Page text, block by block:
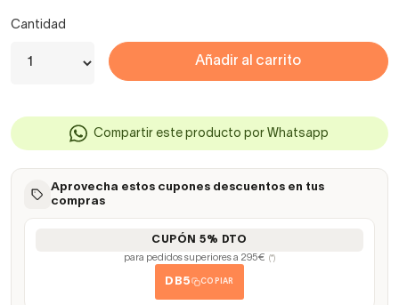
Cantidad
Añadir al carrito
Compartir este producto por Whatsapp
Aprovecha estos cupones descuentos en tus
compras
CUPÓN 5% DTO
para pedidos superiores a 295€ (*)
DB5 COPIAR